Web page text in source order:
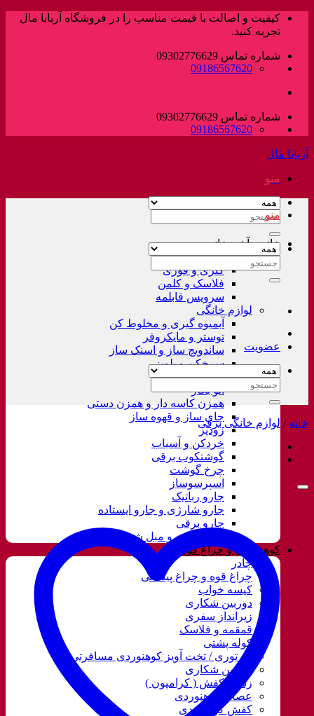
پرش
کیفیت و اصالت با قیمت مناسب را در فروشگاه آربابا مال
تجربه کنید.
شماره تماس 09302776629
09186567620
شماره تماس 09302776629
09186567620
آربابا مال
منو
جستجو
خانه و آشپزخانه
لوازم خانگی غیر برقی
کتری و قوری
فلاسک و کلمن
سرویس قابلمه
لوازم خانگی
آبمیوه گیری و مخلوط کن
توستر و مایکروفر
ساندویچ ساز و اسنک ساز
سرخکن و پلوپز
غذاساز
اتو بخار
همزن کاسه دار و همزن دستی
چای ساز و قهوه ساز
زودپز
خردکن و آسیاب
گوشتکوب برقی
چرخ گوشت
اسپرسوساز
جارو رباتیک
جارو شارژی و جارو ایستاده
جارو برقی
فرش شور و مبل شور
کوهنوردی و چراغ قوه
چادر
چراغ قوه و چراغ پیشانی
کیسه خواب
دوربین شکاری
زیرانداز سفری
قمقمه و فلاسک
کوله پشتی
ننو توری / تخت آویز کوهنوردی مسافرتی
دوربین شکاری
زنجیر کفش ( کرامپون )
عصای کوهنوردی
کفش کوهنوردی
منو
جستجو
عضویت
جستجو
خانه / لوازم خانگی برقی